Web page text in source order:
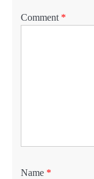
Comment *
Name *